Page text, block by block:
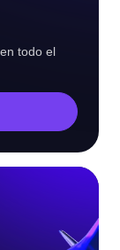
todo el